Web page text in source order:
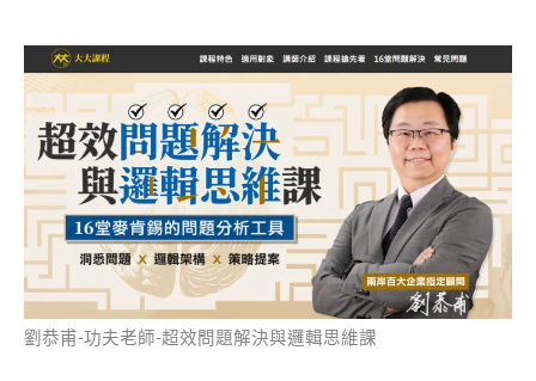
劉恭甫-功夫老師-超效問題解決與邏輯思維課